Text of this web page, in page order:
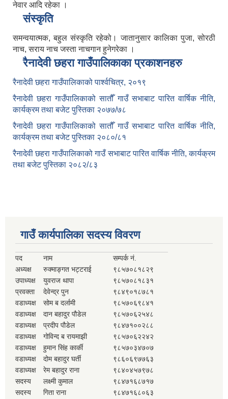
नेवार आदि रहेका ।
संस्कृति
समन्वयात्मक, बहुल संस्कृति रहेको। जातानुसार कालिका पुजा, सोरठी
नाच, सराय नाच जस्ता नाचगान हुनेगरेका ।
रैनादेवी छहरा गाउँपालिकाका प्रकाशनहरु
रैनादेवी छहरा गाउँपालिकाको पार्श्वचित्र, २०१९
रैनादेवी छहरा गाउँपालिकाको सातौँ गाउँ सभाबाट पारित वार्षिक नीति,
कार्यक्रम तथा बजेट पुस्तिका २०७७/७८
रैनादेवी छहरा गाउँपालिकाको सातौँ गाउँ सभाबाट पारित वार्षिक नीति,
कार्यक्रम तथा बजेट पुस्तिका २०८०/८१
रैनादेवी छहरा गाउँपालिकाको गाउँ सभाबाट पारित वार्षिक नीति, कार्यक्रम
तथा बजेट पुस्तिका २०८२/८३
गाउँ कार्यपालिका सदस्य विवरण
पद नाम
सम्पर्क नं.
अध्यक्ष
रुक्माङ्गत भट्टराई
९८५७०८१८२९
उपाध्यक्ष
युवराज थापा
९८५७०८१८३१
प्रवक्ता
देवेन्द्र पुन
९८४९०१८७८१
वडाध्यक्ष
सोम ब दर्लामी
९८५७०६९८४१
वडाध्यक्ष
दान बहादुर पौडेल
९८५७०६२५४८
वडाध्यक्ष
प्रदीप पौडेल
९८४७१००२८८
वडाध्यक्ष
गोविन्द ब रायमाझी
९८५७०६२२४२
वडाध्यक्ष
हुमान सिंह कार्की
९८५७०३४७०७
वडाध्यक्ष
दोम बहादुर घर्ती
९८६०६९७७६३
वडाध्यक्ष
रेम बहादुर राना
९८४०४५७९७८
सदस्य
लक्ष्मी कुमाल
९८४७१६८७१७
सदस्य
गिता राना
९८४७१६८०६३